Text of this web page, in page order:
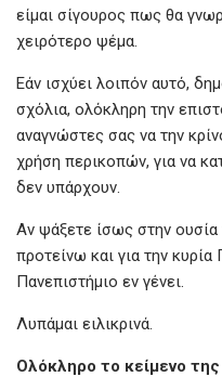
είμαι σίγουρος πως θα
χειρότερο ψέμα.
Εάν ισχύει λοιπόν αυτό,
σχόλια, ολόκληρη την
αναγνώστες σας να την
χρήση περικοπών, για να
δεν υπάρχουν.
Αν ψάξετε ίσως στην ουσία
προτείνω και για την
Πανεπιστήμιο εν γένει.
Λυπάμαι ειλικρινά.
Ολόκληρο το κείμενο